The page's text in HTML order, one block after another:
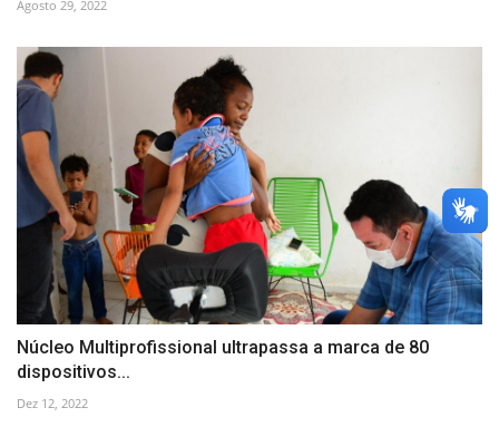
Agosto 29, 2022
Núcleo Multiprofissional ultrapassa a marca de 80
dispositivos...
Dez 12, 2022